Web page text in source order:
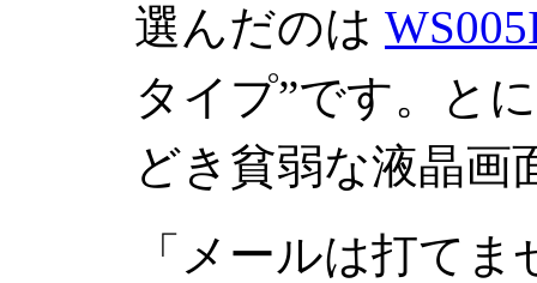
選んだのは
タイプ”です。と
どき貧弱な液晶画
「メールは打て